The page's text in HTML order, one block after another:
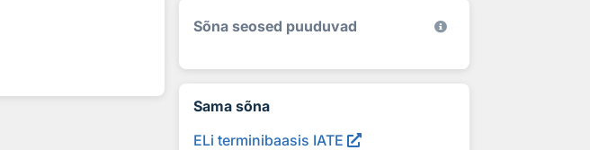
Sõna seosed puuduvad
Sama sõna
ELi terminibaasis IATE